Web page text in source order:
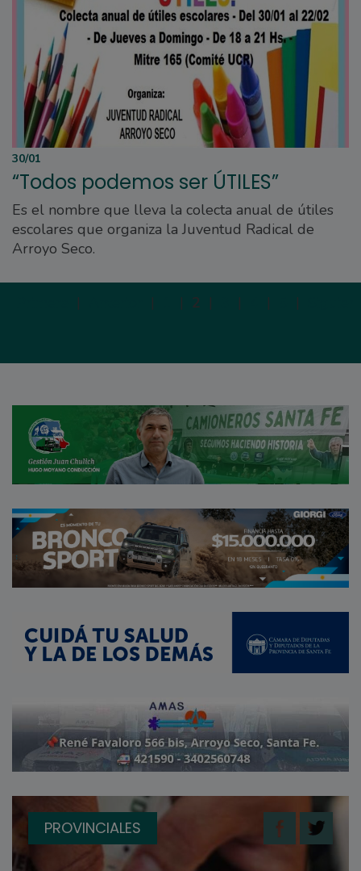
30/01
“Todos podemos ser ÚTILES”
Es el nombre que lleva la colecta anual de útiles
escolares que organiza la Juventud Radical de
Arroyo Seco.
| | | 2 | | | |
PROVINCIALES